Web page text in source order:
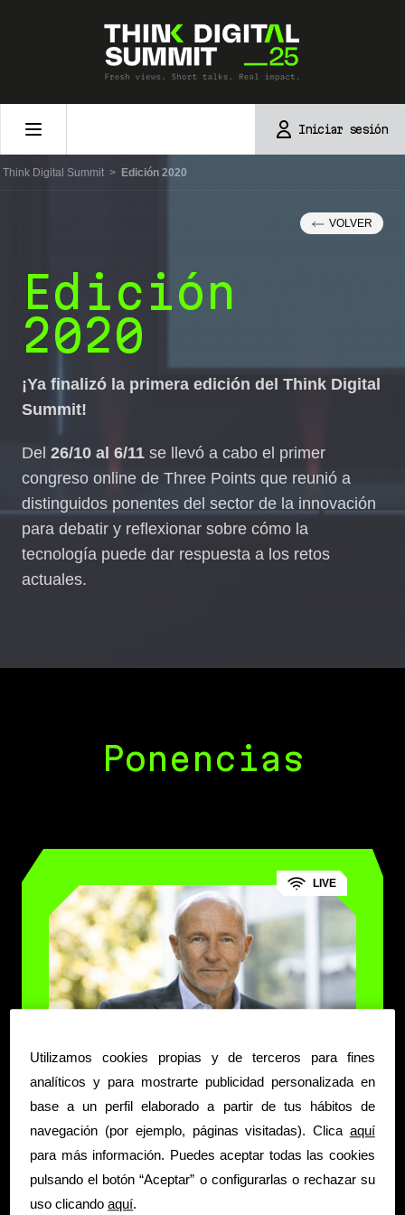
Iniciar sesión
Think Digital Summit > Edición 2020
VOLVER
Edición
2020
¡Ya finalizó la primera edición del Think Digital
Summit!
Del 26/10 al 6/11 se llevó a cabo el primer
congreso online de Three Points que reunió a
distinguidos ponentes del sector de la innovación
para debatir y reflexionar sobre cómo la
tecnología puede dar respuesta a los retos
actuales.
Ponencias
LIVE
Utilizamos cookies propias y de terceros para fines
analíticos y para mostrarte publicidad personalizada en
base a un perfil elaborado a partir de tus hábitos de
navegación (por ejemplo, páginas visitadas). Clica aquí
para más información. Puedes aceptar todas las cookies
pulsando el botón “Aceptar” o configurarlas o rechazar su
uso clicandoaquí.